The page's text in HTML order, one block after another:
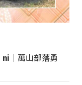
ni｜萬山部落勇